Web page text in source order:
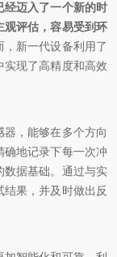
经迈入了一个新的时
观评估，容易受到环
，新一代设备利用了
实现了高精度和高效
，能够在多个方向
确地记录下每一次冲
据基础。通过与实
果，并及时做出反